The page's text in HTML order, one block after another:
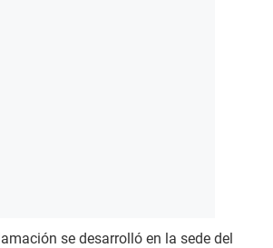
se desarrolló en la sede del